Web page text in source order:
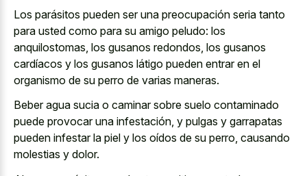
Los parásitos pueden ser una preocupación seria tanto
para usted como para su amigo peludo: los
anquilostomas, los gusanos redondos, los gusanos
cardíacos y los gusanos látigo pueden entrar en el
organismo de su perro de varias maneras.
Beber agua sucia o caminar sobre suelo contaminado
puede provocar una infestación, y pulgas y garrapatas
pueden infestar la piel y los oídos de su perro, causando
molestias y dolor.